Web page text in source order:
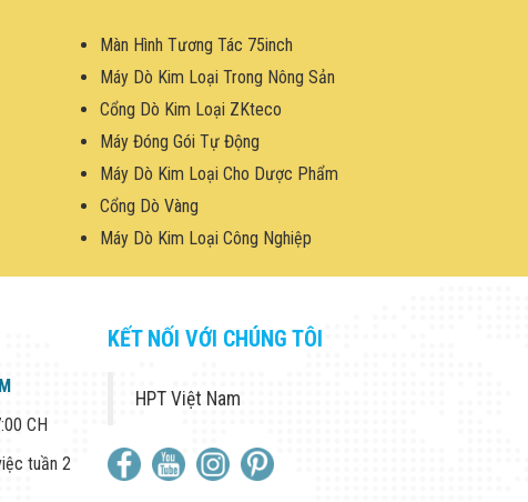
Màn Hình Tương Tác 75inch
Máy Dò Kim Loại Trong Nông Sản
Cổng Dò Kim Loại ZKteco
Máy Đóng Gói Tự Động
Máy Dò Kim Loại Cho Dược Phẩm
Cổng Dò Vàng
Máy Dò Kim Loại Công Nghiệp
CH
tuần 2
KẾT NỐI VỚI CHÚNG TÔI
HPT Việt Nam